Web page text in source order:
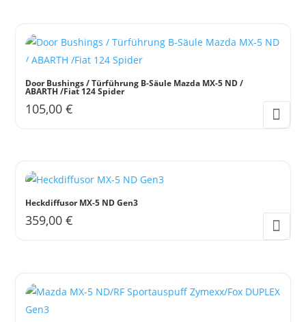
Door Bushings / Türführung B-Säule Mazda MX-5 ND /
ABARTH /Fiat 124 Spider
105,00€
Heckdiffusor MX-5 ND Gen3
359,00€